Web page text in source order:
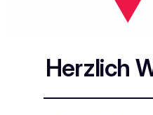
Herzlich